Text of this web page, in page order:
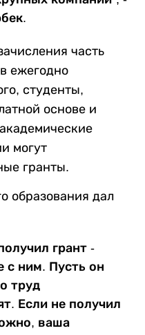
часть
ежегодно
студенты,
основе и
могут
гранты.
образования дал
грант -
с ним. Пусть он
труд
Если не получил
ваша